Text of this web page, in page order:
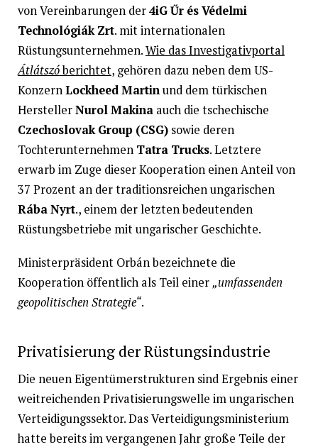
von Vereinbarungen der4iG Űr és Védelmi
Technológiák Zrt. mit internationalen
Rüstungsunternehmen.Wie das Investigativportal
Átlátszóberichtet, gehören dazu neben dem US-
KonzernLockheed Martinund dem türkischen
HerstellerNurol Makinaauch die tschechische
Czechoslovak Group (CSG)sowie deren
Tochterunternehmen Tatra Trucks. Letztere
erwarb im Zuge dieser Kooperation einen Anteil von
37 Prozent an der traditionsreichen ungarischen
Rába Nyrt., einem der letzten bedeutenden
Rüstungsbetriebe mit ungarischer Geschichte.
Ministerpräsident Orbán bezeichnete die
Kooperation öffentlich als Teil einer„umfassenden
geopolitischen Strategie“.
Privatisierung der Rüstungsindustrie
Die neuen Eigentümerstrukturen sind Ergebnis einer
weitreichenden Privatisierungswelle im ungarischen
Verteidigungssektor. Das Verteidigungsministerium
hatte bereits im vergangenen Jahr große Teile der